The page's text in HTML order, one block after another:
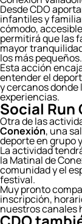
Desde CDO
infantiles y
cómodo,
permitirá que las
mayor
los más pequeños.
Esta acción
entender el
y cercanos
experiencias.
Social Run
Otra de las
Conexión, una
deporte en grupo
La actividad
la Matinal de
comunidad y el
festival.
Muy pronto
inscripción,
nuestros canales